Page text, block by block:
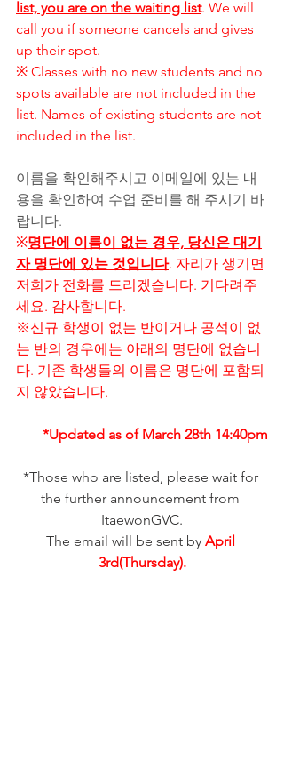
list, you are on the waiting list. We will
call you if someone cancels and gives
up their spot.
※ Classes with no new students and no
spots available are not included in the
list. Names of existing students are not
included in the list.
이름을 확인해주시고 이메일에 있는 내
용을 확인하여 수업 준비를 해 주시기 바
랍니다.
※명단에 이름이 없는 경우, 당신은 대기
자 명단에 있는 것입니다. 자리가 생기면
저희가 전화를 드리겠습니다. 기다려주
세요. 감사합니다.
※신규 학생이 없는 반이거나 공석이 없
는 반의 경우에는 아래의 명단에 없습니
다. 기존 학생들의 이름은 명단에 포함되
지 않았습니다.
*Updated as of March 28th 14:40pm
*Those who are listed, please wait for
the further announcement from
ItaewonGVC.
The email will be sent by April
3rd(Thursday).